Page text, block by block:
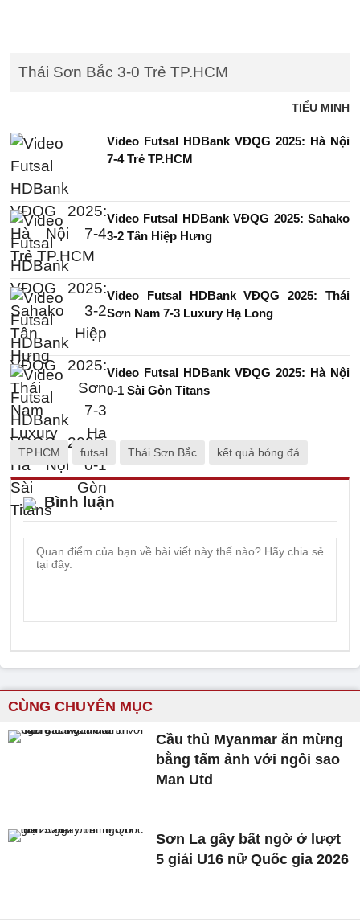
Thái Sơn Bắc 3-0 Trẻ TP.HCM
TIỂU MINH
Video Futsal HDBank VĐQG 2025: Hà Nội
7-4 Trẻ TP.HCM
Video Futsal HDBank VĐQG 2025: Sahako
3-2 Tân Hiệp Hưng
Video Futsal HDBank VĐQG 2025: Thái
Sơn Nam 7-3 Luxury Hạ Long
Video Futsal HDBank VĐQG 2025: Hà Nội
0-1 Sài Gòn Titans
TP.HCM futsal Thái Sơn Bắc kết quả bóng đá
Bình luận
CÙNG CHUYÊN MỤC
Cầu thủ Myanmar ăn mừng
bằng tấm ảnh với ngôi sao
Man Utd
Sơn La gây bất ngờ ở lượt
5 giải U16 nữ Quốc gia 2026